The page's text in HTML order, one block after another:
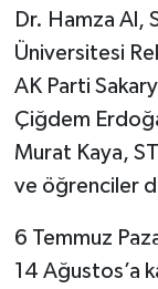
Dr. Hamza Al,
Üniversitesi
AK Parti
Çiğdem
Murat Kaya,
ve öğrenciler
6 Temmuz
14 Ağustos’a